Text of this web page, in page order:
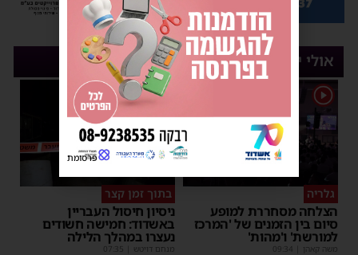
אולי יעניין אותך
1
גלריה
הצלחה מסחררת למופע
סיום בין הזמנים של 'המרכז
למורשת' ו'מהות'
משה קאהן 09:34
בתוך זמן קצר
ניסיון חיסול העבריין
באשדוד: חמישה חשודים
נעצרו במהלך הלילה
מנחם דויטש 07:35
פרסומת